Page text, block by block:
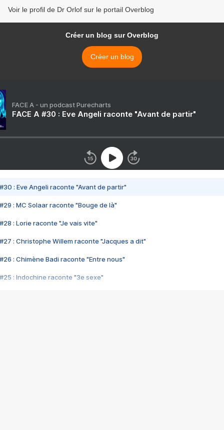
Voir le profil de Dr Orlof sur le portail Overblog
Créer un blog sur Overblog
Créer un blog
FACE A - un podcast Purecharts
FACE A #30 : Eve Angeli raconte "Avant de partir"
#30 : Eve Angeli raconte "Avant de partir"
#29 : MC Solaar raconte "Bouge de là"
#28 : Lorie raconte "Je vais vite"
#27 : Christophe Willem raconte "Jacques a dit"
#26 : Chimène Badi raconte "Entre nous"
#25 : Indochine raconte "3e sexe"